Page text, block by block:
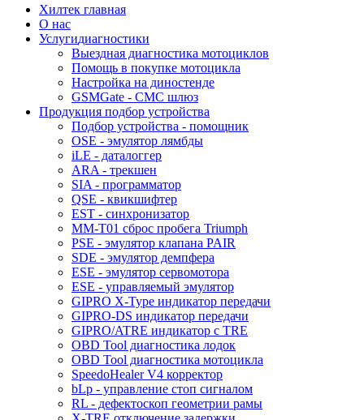
Хилтек главная
О нас
Услугидиагностики
Выездная диагностика мотоциклов
Помощь в покупке мотоцикла
Настройка на диностенде
GSMGate - СМС шлюз
Продукция подбор устройства
Подбор устройства - помощник
OSE - эмулятор лямбды
iLE - даталоггер
ARA - трекшен
SIA - программатор
QSE - квикшифтер
EST - синхронизатор
MM-T01 сброс пробега Triumph
PSE - эмулятор клапана PAIR
SDE - эмулятор демпфера
ESE - эмулятор сервомотора
ESE - управляемый эмулятор
GIPRO X-Type индикатор передачи
GIPRO-DS индикатор передачи
GIPRO/ATRE индикатор с TRE
OBD Tool диагностика лодок
OBD Tool диагностика мотоцикла
SpeedoHealer V4 корректор
bLp - управление стоп сигналом
RL - дефектоскоп геометрии рамы